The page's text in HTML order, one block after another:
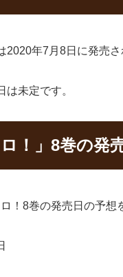
2020年7月8日に発売
未定です。
！」8巻の発
！8巻の発売日の予